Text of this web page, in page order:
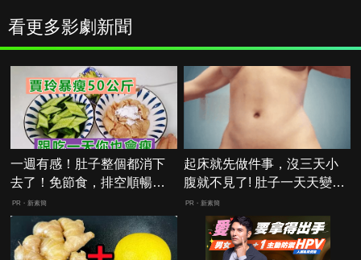
看更多影劇新聞
一週有感！肚子整個都消下
去了！免節食，排空順暢就
夠
PR・新素簡
起床就先做件事，沒三天小
腹就不見了! 肚子一天天變
小！
PR・新素簡